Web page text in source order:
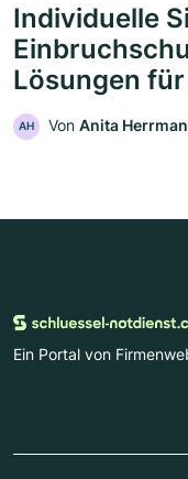
Individuelle
Lösungen
AH Von Anita
Ein Portal von